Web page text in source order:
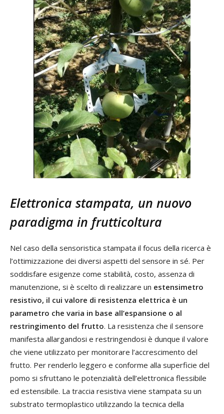
Elettronica stampata, un nuovo
paradigma in frutticoltura
Nel caso della sensoristica stampata il focus della ricerca è
l’ottimizzazione dei diversi aspetti del sensore in sé. Per
soddisfare esigenze come stabilità, costo, assenza di
manutenzione, si è scelto di realizzare un estensimetro
resistivo, il cui valore di resistenza elettrica è un
parametro che varia in base all’espansione o al
restringimento del frutto. La resistenza che il sensore
manifesta allargandosi e restringendosi è dunque il valore
che viene utilizzato per monitorare l’accrescimento del
frutto. Per renderlo leggero e conforme alla superficie del
pomo si sfruttano le potenzialità dell’elettronica flessibile
ed estensibile. La traccia resistiva viene stampata su un
substrato termoplastico utilizzando la tecnica della